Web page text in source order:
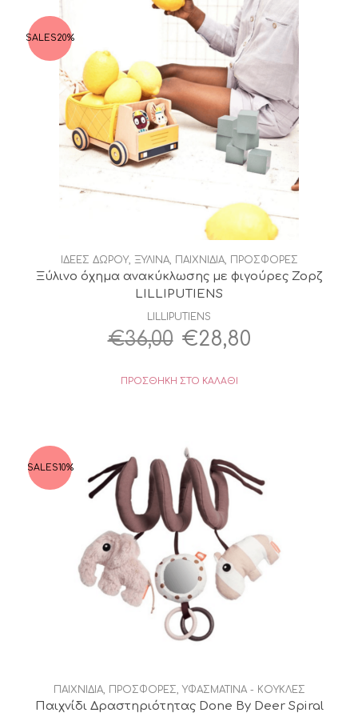
€17,00.
SALES20%
ΙΔΕΕΣ ΔΩΡΟΥ, ΞΥΛΙΝΑ, ΠΑΙΧΝΙΔΙΑ, ΠΡΟΣΦΟΡΕΣ
Ξύλινο όχημα ανακύκλωσης με φιγούρες Ζορζ
LILLIPUTIENS
LILLIPUTIENS
€36,00 Original
€28,80Η
ΠΡΟΣΘΉΚΗ ΣΤΟ ΚΑΛΆΘΙ
SALES10%
ΠΑΙΧΝΙΔΙΑ, ΠΡΟΣΦΟΡΕΣ, ΥΦΑΣΜΑΤΙΝΑ - ΚΟΥΚΛΕΣ
Παιχνίδι Δραστηριότητας Done By Deer Spiral